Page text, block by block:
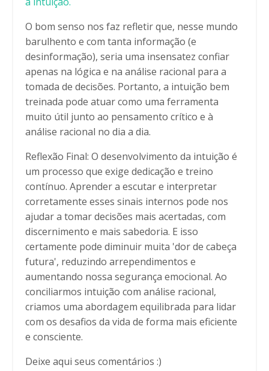
O bom senso nos faz refletir que, nesse mundo
barulhento e com tanta informação (e
desinformação), seria uma insensatez confiar
apenas na lógica e na análise racional para a
tomada de decisões. Portanto, a intuição bem
treinada pode atuar como uma ferramenta
muito útil junto ao pensamento crítico e à
análise racional no dia a dia.
Reflexão Final: O desenvolvimento da intuição é
um processo que exige dedicação e treino
contínuo. Aprender a escutar e interpretar
corretamente esses sinais internos pode nos
ajudar a tomar decisões mais acertadas, com
discernimento e mais sabedoria. E isso
certamente pode diminuir muita 'dor de cabeça
futura', reduzindo arrependimentos e
aumentando nossa segurança emocional. Ao
conciliarmos intuição com análise racional,
criamos uma abordagem equilibrada para lidar
com os desafios da vida de forma mais eficiente
e consciente.
Deixe aqui seus comentários :)